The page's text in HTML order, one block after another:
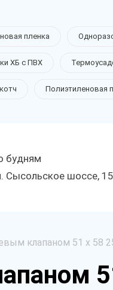
пленка
ХБ с ПВХ
Полиэтиленовая
будням
Сысольское шоссе, 15
клапаном 51 х 58